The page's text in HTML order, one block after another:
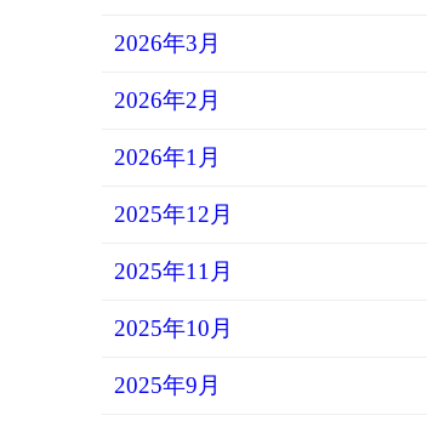
2026年3月
2026年2月
2026年1月
2025年12月
2025年11月
2025年10月
2025年9月